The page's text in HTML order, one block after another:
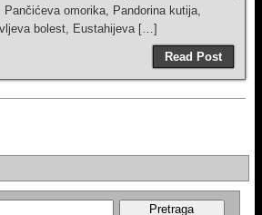
Pančićeva omorika, Pandorina kutija,
bolest, Eustahijeva […]
Read Post